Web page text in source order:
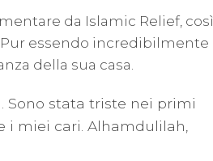
da Islamic Relief, così
essendo incredibilmente
della sua casa.
Sono stata triste nei primi
i miei cari. Alhamdulilah,